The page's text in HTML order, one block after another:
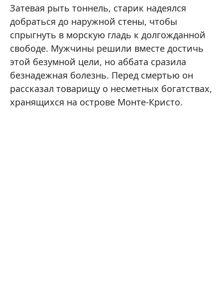
Затевая рыть тоннель, старик надеялся
добраться до наружной стены, чтобы
спрыгнуть в морскую гладь к долгожданной
свободе. Мужчины решили вместе достичь
этой безумной цели, но аббата сразила
безнадежная болезнь. Перед смертью он
рассказал товарищу о несметных богатствах,
хранящихся на острове Монте-Кристо.